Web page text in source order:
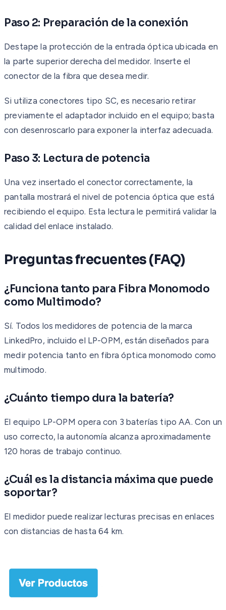
Paso 2: Preparación de la conexión
Destape la protección de la entrada óptica ubicada en
la parte superior derecha del medidor. Inserte el
conector de la fibra que desea medir.
Si utiliza conectores tipo SC, es necesario retirar
previamente el adaptador incluido en el equipo; basta
con desenroscarlo para exponer la interfaz adecuada.
Paso 3: Lectura de potencia
Una vez insertado el conector correctamente, la
pantalla mostrará el nivel de potencia óptica que está
recibiendo el equipo. Esta lectura le permitirá validar la
calidad del enlace instalado.
Preguntas frecuentes (FAQ)
¿Funciona tanto para Fibra Monomodo
como Multimodo?
Sí. Todos los medidores de potencia de la marca
LinkedPro, incluido el LP-OPM, están diseñados para
medir potencia tanto en fibra óptica monomodo como
multimodo.
¿Cuánto tiempo dura la batería?
El equipo LP-OPM opera con 3 baterías tipo AA. Con un
uso correcto, la autonomía alcanza aproximadamente
120 horas de trabajo continuo.
¿Cuál es la distancia máxima que puede
soportar?
El medidor puede realizar lecturas precisas en enlaces
con distancias de hasta 64 km.